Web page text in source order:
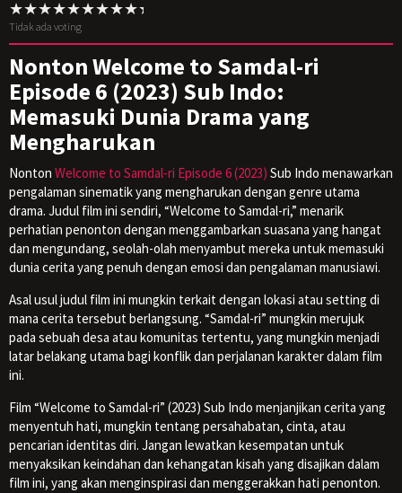
Tidak ada voting
Nonton Welcome to Samdal-ri
Episode 6 (2023) Sub Indo:
Memasuki Dunia Drama yang
Mengharukan
Nonton Welcome to Samdal-ri Episode 6 (2023) Sub Indo menawarkan
pengalaman sinematik yang mengharukan dengan genre utama
drama. Judul film ini sendiri, “Welcome to Samdal-ri,” menarik
perhatian penonton dengan menggambarkan suasana yang hangat
dan mengundang, seolah-olah menyambut mereka untuk memasuki
dunia cerita yang penuh dengan emosi dan pengalaman manusiawi.
Asal usul judul film ini mungkin terkait dengan lokasi atau setting di
mana cerita tersebut berlangsung. “Samdal-ri” mungkin merujuk
pada sebuah desa atau komunitas tertentu, yang mungkin menjadi
latar belakang utama bagi konflik dan perjalanan karakter dalam film
ini.
Film “Welcome to Samdal-ri” (2023) Sub Indo menjanjikan cerita yang
menyentuh hati, mungkin tentang persahabatan, cinta, atau
pencarian identitas diri. Jangan lewatkan kesempatan untuk
menyaksikan keindahan dan kehangatan kisah yang disajikan dalam
film ini, yang akan menginspirasi dan menggerakkan hati penonton.